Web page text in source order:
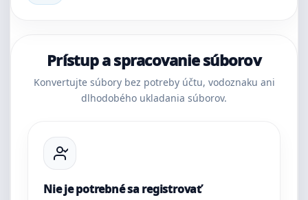
Prístup a spracovanie súborov
Konvertujte súbory bez potreby účtu, vodoznaku ani
dlhodobého ukladania súborov.
Nie je potrebné sa registrovať